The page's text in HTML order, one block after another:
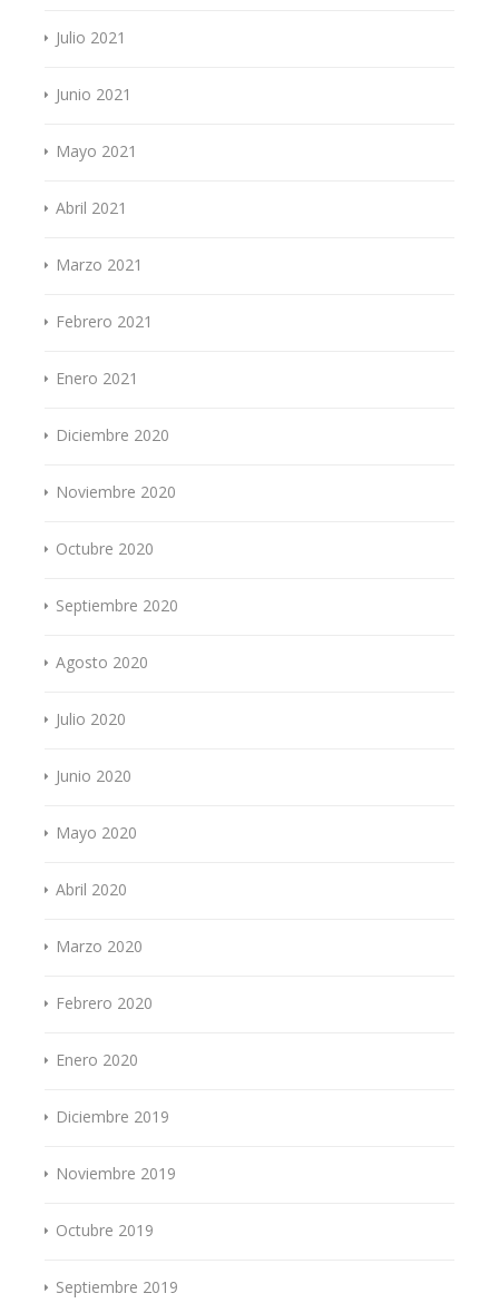
Julio 2021
Junio 2021
Mayo 2021
Abril 2021
Marzo 2021
Febrero 2021
Enero 2021
Diciembre 2020
Noviembre 2020
Octubre 2020
Septiembre 2020
Agosto 2020
Julio 2020
Junio 2020
Mayo 2020
Abril 2020
Marzo 2020
Febrero 2020
Enero 2020
Diciembre 2019
Noviembre 2019
Octubre 2019
Septiembre 2019